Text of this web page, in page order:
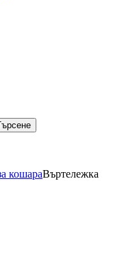
кошараВъртележка